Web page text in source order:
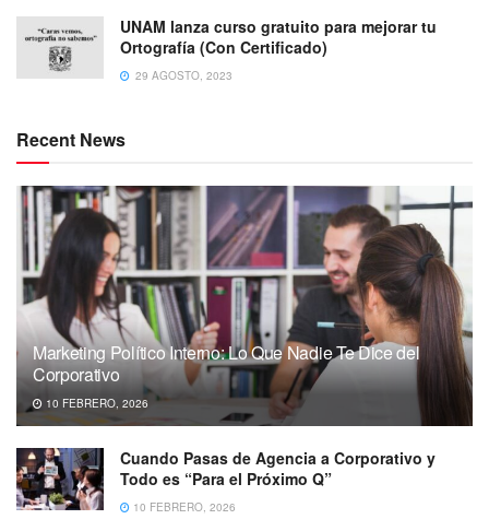
UNAM lanza curso gratuito para mejorar tu
Ortografía (Con Certificado)
29 AGOSTO, 2023
Recent News
Marketing Político Interno: Lo Que Nadie Te Dice del
Corporativo
10 FEBRERO, 2026
Cuando Pasas de Agencia a Corporativo y
Todo es “Para el Próximo Q”
10 FEBRERO, 2026